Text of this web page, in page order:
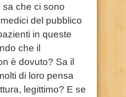
che ci sono
del pubblico
in queste
che il
è dovuto? Sa il
di loro pensa
legittimo? E se